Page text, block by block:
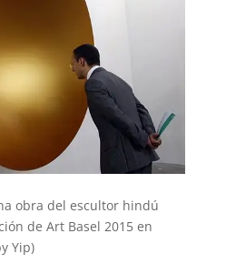
obra del escultor hindú
de Art Basel 2015 en
Yip)